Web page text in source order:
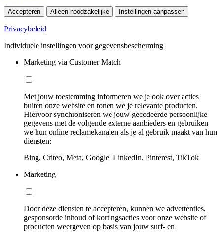
Accepteren Alleen noodzakelijke Instellingen aanpassen
Privacybeleid
Individuele instellingen voor gegevensbescherming
Marketing via Customer Match
Met jouw toestemming informeren we je ook over acties
buiten onze website en tonen we je relevante producten.
Hiervoor synchroniseren we jouw gecodeerde persoonlijke
gegevens met de volgende externe aanbieders en gebruiken
we hun online reclamekanalen als je al gebruik maakt van hun
diensten:
Bing, Criteo, Meta, Google, LinkedIn, Pinterest, TikTok
Marketing
Door deze diensten te accepteren, kunnen we advertenties,
gesponsorde inhoud of kortingsacties voor onze website of
producten weergeven op basis van jouw surf- en